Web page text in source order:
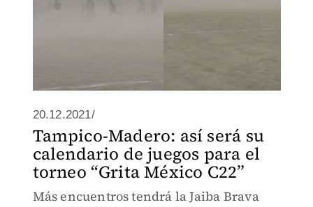
20.12.2021/
Tampico-Madero: así será su
calendario de juegos para el
torneo “Grita México C22”
Más encuentros tendrá la Jaiba Brava